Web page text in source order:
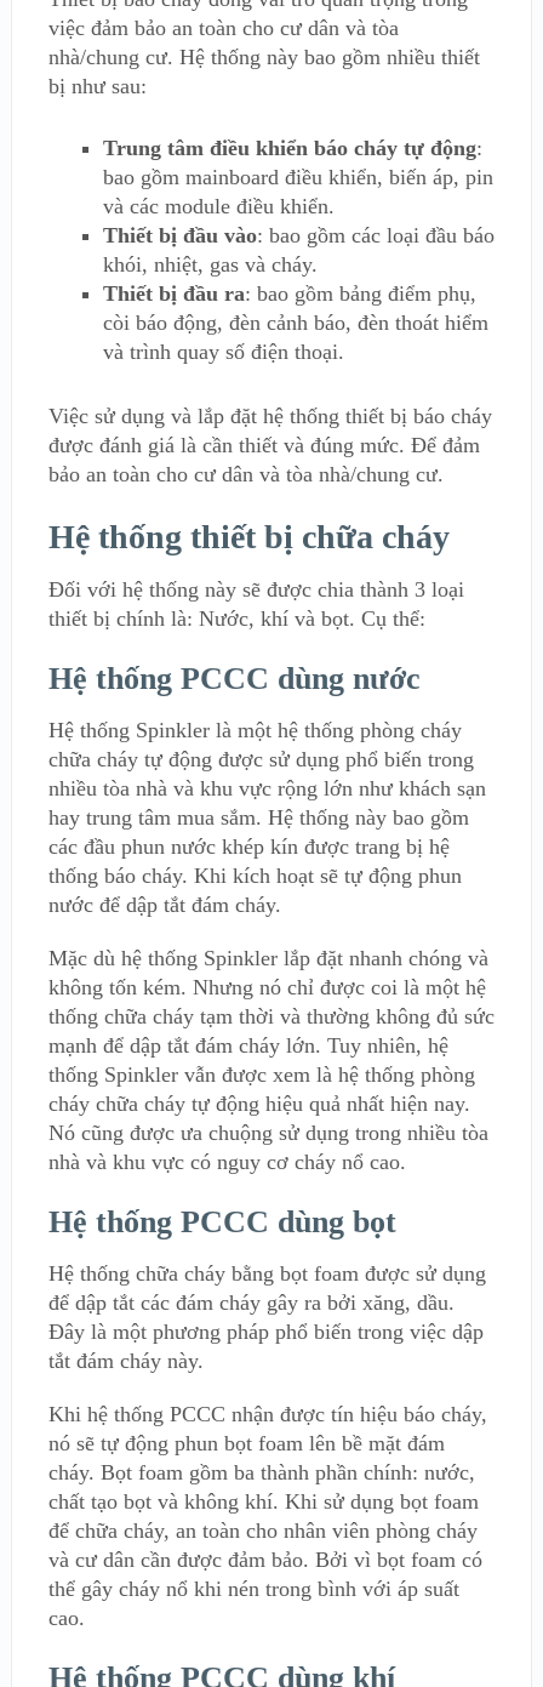
việc đảm bảo an toàn cho cư dân và tòa
nhà/chung cư. Hệ thống này bao gồm nhiều thiết
bị như sau:
Trung tâm điều khiển báo cháy tự động:
bao gồm mainboard điều khiển, biến áp, pin
và các module điều khiển.
Thiết bị đầu vào: bao gồm các loại đầu báo
khói, nhiệt, gas và cháy.
Thiết bị đầu ra: bao gồm bảng điểm phụ,
còi báo động, đèn cảnh báo, đèn thoát hiểm
và trình quay số điện thoại.
Việc sử dụng và lắp đặt hệ thống thiết bị báo cháy
được đánh giá là cần thiết và đúng mức. Để đảm
bảo an toàn cho cư dân và tòa nhà/chung cư.
Hệ thống thiết bị chữa cháy
Đối với hệ thống này sẽ được chia thành 3 loại
thiết bị chính là: Nước, khí và bọt. Cụ thể:
Hệ thống PCCC dùng nước
Hệ thống Spinkler là một hệ thống phòng cháy
chữa cháy tự động được sử dụng phổ biến trong
nhiều tòa nhà và khu vực rộng lớn như khách sạn
hay trung tâm mua sắm. Hệ thống này bao gồm
các đầu phun nước khép kín được trang bị hệ
thống báo cháy. Khi kích hoạt sẽ tự động phun
nước để dập tắt đám cháy.
Mặc dù hệ thống Spinkler lắp đặt nhanh chóng và
không tốn kém. Nhưng nó chỉ được coi là một hệ
thống chữa cháy tạm thời và thường không đủ sức
mạnh để dập tắt đám cháy lớn. Tuy nhiên, hệ
thống Spinkler vẫn được xem là hệ thống phòng
cháy chữa cháy tự động hiệu quả nhất hiện nay.
Nó cũng được ưa chuộng sử dụng trong nhiều tòa
nhà và khu vực có nguy cơ cháy nổ cao.
Hệ thống PCCC dùng bọt
Hệ thống chữa cháy bằng bọt foam được sử dụng
để dập tắt các đám cháy gây ra bởi xăng, dầu.
Đây là một phương pháp phổ biến trong việc dập
tắt đám cháy này.
Khi hệ thống PCCC nhận được tín hiệu báo cháy,
nó sẽ tự động phun bọt foam lên bề mặt đám
cháy. Bọt foam gồm ba thành phần chính: nước,
chất tạo bọt và không khí. Khi sử dụng bọt foam
để chữa cháy, an toàn cho nhân viên phòng cháy
và cư dân cần được đảm bảo. Bởi vì bọt foam có
thể gây cháy nổ khi nén trong bình với áp suất
cao.
Hệ thống PCCC dùng khí